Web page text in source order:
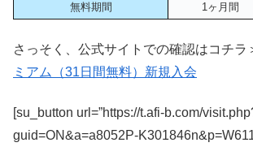
無料期間
1ヶ月間
さっそく、公式サイトでの確認はコチラ
ミアム（31日間無料）新規入会
[su_button url=”https://t.afi-b.com/
guid=ON&a=a8052P-